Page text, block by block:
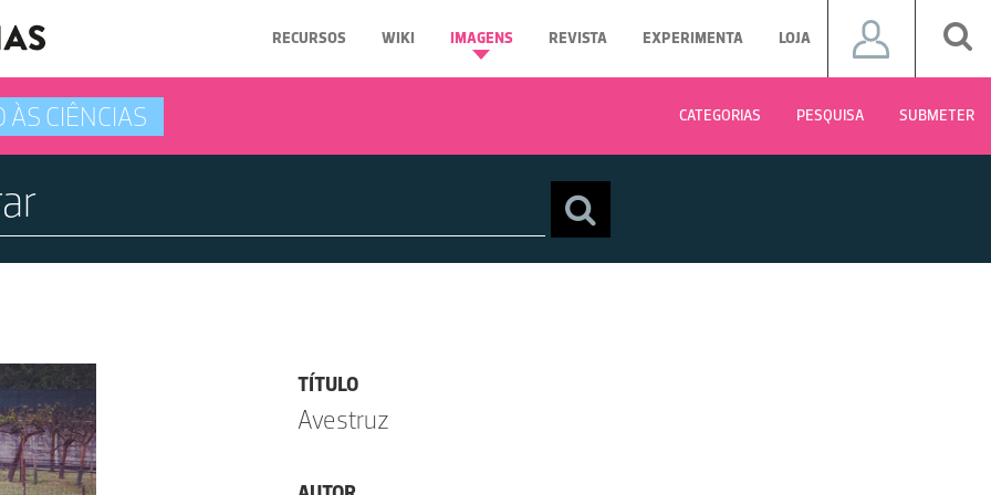
RECURSOS WIKI IMAGENS REVISTA EXPERIMENTA LOJA
ÀS CIÊNCIAS CATEGORIAS PESQUISA SUBMETER
TÍTULO
Avestruz